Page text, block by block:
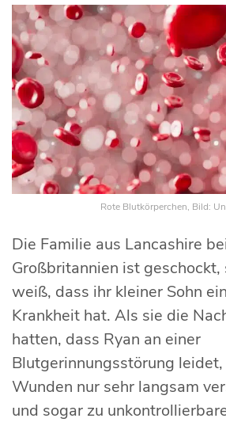
Rote Blutkörperchen, Bild:
Die Familie aus Lancashire
Großbritannien ist geschockt,
weiß, dass ihr kleiner Sohn
Krankheit hat. Als sie die
hatten, dass Ryan an einer
Blutgerinnungsstörung
Wunden nur sehr langsam
und sogar zu